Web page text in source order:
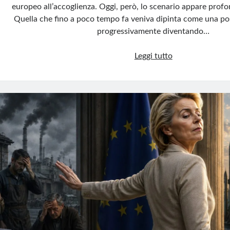
europeo all’accoglienza. Oggi, però, lo scenario appare
Quella che fino a poco tempo fa veniva dipinta come una
progressivamente diventando…
Leggi tuttoImmigrazione,
piega
a
Meloni